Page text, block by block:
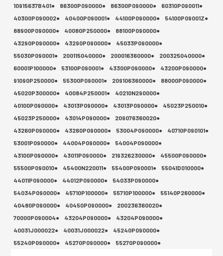
10915637B401●
86300P090000● 86300P090000●
60310P090011●
40300P090002●
40400P090001● 44100P090000●
54100P09001Z●
88900P090000●
40080P250000●
88100P090000●
43290P090000●
43290P090000●
45033P090000●
55030P090001●
200115040000● 200016360000●
200325040000●
60001P100000●
53100P090001● 43300P090000●
43200P090000●
91090P250000●
55300P090001● 209106360000●
88000P090000●
45020P300000●
40084P250001●
40210N290000●
40100P090000●
43013P090000● 43013P090000●
45023P250010●
45023P250000●
43014P090000●
209076360020●
43260P090000●
43260P090000● 53004P090000●
40710P090101●
53001P090000●
44004P090000●
54004P090000●
43100P090000●
43011P090000● 219326230000●
45500P090000●
55500P090010●
45400N220011● 55400P090001●
55041D010000●
44011P090000●
44012P090000●
54033P090000●
54034P090000●
45710P100000● 55710P100000●
55140P260000●
40480P090000●
40450P090000●
200236360020●
70000P090004●
43204P090000●
43204P090000●
40031J000022●
40031J000022●
45240P090000●
55240P090000●
45270P090000● 55270P090000●